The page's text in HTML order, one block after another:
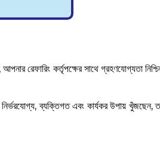
রেফারিং কর্তৃপক্ষের সাথে গ্রহণযোগ্যতা
ব্যক্তিগত এবং কার্যকর উপায়